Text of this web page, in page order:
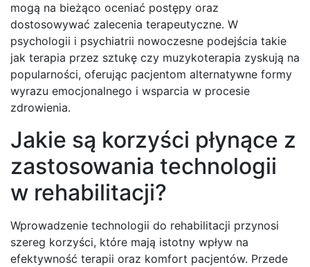
mogą na bieżąco oceniać postępy oraz
dostosowywać zalecenia terapeutyczne. W
psychologii i psychiatrii nowoczesne podejścia takie
jak terapia przez sztukę czy muzykoterapia zyskują na
popularności, oferując pacjentom alternatywne formy
wyrazu emocjonalnego i wsparcia w procesie
zdrowienia.
Jakie są korzyści płynące z
zastosowania technologii
w rehabilitacji?
Wprowadzenie technologii do rehabilitacji przynosi
szereg korzyści, które mają istotny wpływ na
efektywność terapii oraz komfort pacjentów. Przede